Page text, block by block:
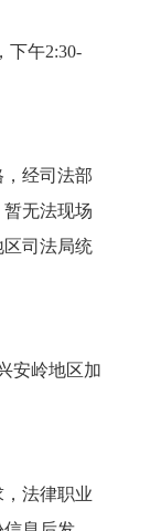
下午2:30-
经司法部
无法现场
司法局统
安岭地区加
，法律职业